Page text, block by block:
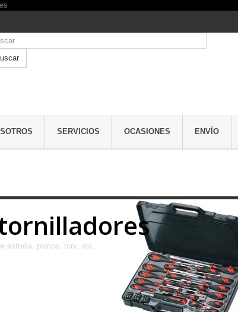
SERVICIOS OCASIONES ENVÍO
estrella, planos, torx, etc.